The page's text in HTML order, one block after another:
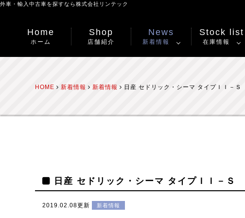
外車・輸入中古車を探すなら株式会社リンテック
Home
ホーム
Shop
店舗紹介
News
新着情報
Stock list
在庫情報
HOME 新着情報 新着情報 日産 セドリック・シーマ タイプＩＩ－Ｓ
日産 セドリック・シーマ タイプＩＩ－Ｓ
2019.02.08更新 新着情報